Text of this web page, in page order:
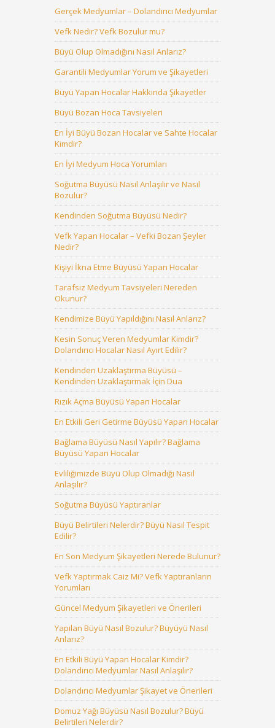
Gerçek Medyumlar – Dolandırıcı Medyumlar
Vefk Nedir? Vefk Bozulur mu?
Büyü Olup Olmadığını Nasıl Anlarız?
Garantili Medyumlar Yorum ve Şikayetleri
Büyü Yapan Hocalar Hakkında Şikayetler
Büyü Bozan Hoca Tavsiyeleri
En İyi Büyü Bozan Hocalar ve Sahte Hocalar
Kimdir?
En İyi Medyum Hoca Yorumları
Soğutma Büyüsü Nasıl Anlaşılır ve Nasıl
Bozulur?
Kendinden Soğutma Büyüsü Nedir?
Vefk Yapan Hocalar – Vefki Bozan Şeyler
Nedir?
Kişiyi İkna Etme Büyüsü Yapan Hocalar
Tarafsız Medyum Tavsiyeleri Nereden
Okunur?
Kendimize Büyü Yapıldığını Nasıl Anlarız?
Kesin Sonuç Veren Medyumlar Kimdir?
Dolandırıcı Hocalar Nasıl Ayırt Edilir?
Kendinden Uzaklaştırma Büyüsü –
Kendinden Uzaklaştırmak İçin Dua
Rızık Açma Büyüsü Yapan Hocalar
En Etkili Geri Getirme Büyüsü Yapan Hocalar
Bağlama Büyüsü Nasıl Yapılır? Bağlama
Büyüsü Yapan Hocalar
Evliliğimizde Büyü Olup Olmadığı Nasıl
Anlaşılır?
Soğutma Büyüsü Yaptıranlar
Büyü Belirtileri Nelerdir? Büyü Nasıl Tespit
Edilir?
En Son Medyum Şikayetleri Nerede Bulunur?
Vefk Yaptırmak Caiz Mi? Vefk Yaptıranların
Yorumları
Güncel Medyum Şikayetleri ve Önerileri
Yapılan Büyü Nasıl Bozulur? Büyüyü Nasıl
Anlarız?
En Etkili Büyü Yapan Hocalar Kimdir?
Dolandırıcı Medyumlar Nasıl Anlaşılır?
Dolandırıcı Medyumlar Şikayet ve Önerileri
Domuz Yağı Büyüsü Nasıl Bozulur? Büyü
Belirtileri Nelerdir?